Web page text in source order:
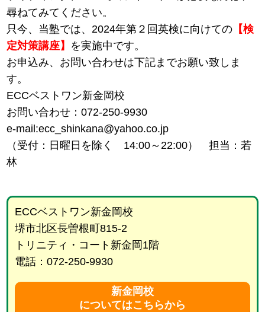
尋ねてみてください。
只今、当塾では、2024年第２回英検に向けての 【検
定対策講座】 を実施中です。
お申込み、お問い合わせは下記までお願い致しま
す。
ECCベストワン新金岡校
お問い合わせ：072-250-9930
e-mail:ecc_shinkana@yahoo.co.jp
（受付：日曜日を除く 14:00～22:00） 担当：若
林
ECCベストワン新金岡校
堺市北区長曽根町815-2
トリニティ・コート新金岡1階
電話：072-250-9930
新金岡校
についてはこちらから